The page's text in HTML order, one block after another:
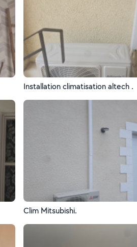
Installation climatisation altech .
Clim Mitsubishi.